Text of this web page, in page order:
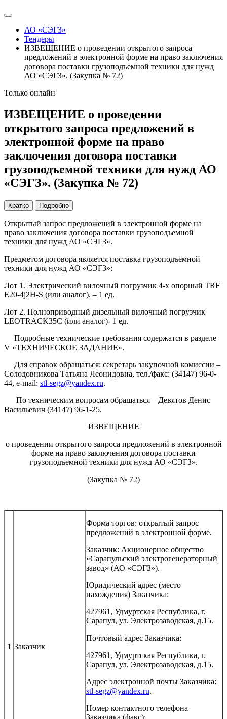
АО «СЭГЗ»
Тендеры
ИЗВЕЩЕНИЕ о проведении открытого запроса
предложений в электронной форме на право заключения
договора поставки грузоподъемной техники для нужд
АО «СЭГЗ». (Закупка № 72)
Только онлайн
ИЗВЕЩЕНИЕ о проведении
открытого запроса предложений в
электронной форме на право
заключения договора поставки
грузоподъемной техники для нужд АО
«СЭГЗ». (Закупка № 72)
Кратко Подробно
Открытый запрос предложений в электронной форме на
право заключения договора поставки грузоподъемной
техники для нужд АО «СЭГЗ».
Предметом договора является поставка грузоподъемной
техники для нужд АО «СЭГЗ»:
Лот 1. Электрический вилочный погрузчик 4-х опорный TRF
E20-4j2H-S (или аналог). – 1 ед.
Лот 2. Полноприводный дизельный вилочный погрузчик
LEOTRACK35С (или аналог)- 1 ед.
Подробные технические требования содержатся в разделе
V «ТЕХНИЧЕСКОЕ ЗАДАНИЕ».
Для справок обращаться: секретарь закупочной комиссии –
Солодовникова Татьяна Леонидовна, тел./факс: (34147) 96-0-
44, e-mail: stl-segz@yandex.ru.
По техническим вопросам обращаться – Девятов Денис
Васильевич (34147) 96-1-25.
ИЗВЕЩЕНИЕ
о проведении открытого запроса предложений в электронной
форме на право заключения договора поставки
грузоподъемной техники для нужд АО «СЭГЗ».
(Закупка № 72)
1 Заказчик
Форма торгов: открытый запрос
предложений в электронной форме.
Заказчик: Акционерное общество
«Сарапульский электрогенераторный
завод» (АО «СЭГЗ»).
Юридический адрес (место
нахождения) Заказчика:
427961, Удмуртская Республика, г.
Сарапул, ул. Электрозаводская, д.15.
Почтовый адрес Заказчика:
427961, Удмуртская Республика, г.
Сарапул, ул. Электрозаводская, д.15.
Адрес электронной почты Заказчика:
stl-segz@yandex.ru.
Номер контактного телефона
Заказчика (факс):